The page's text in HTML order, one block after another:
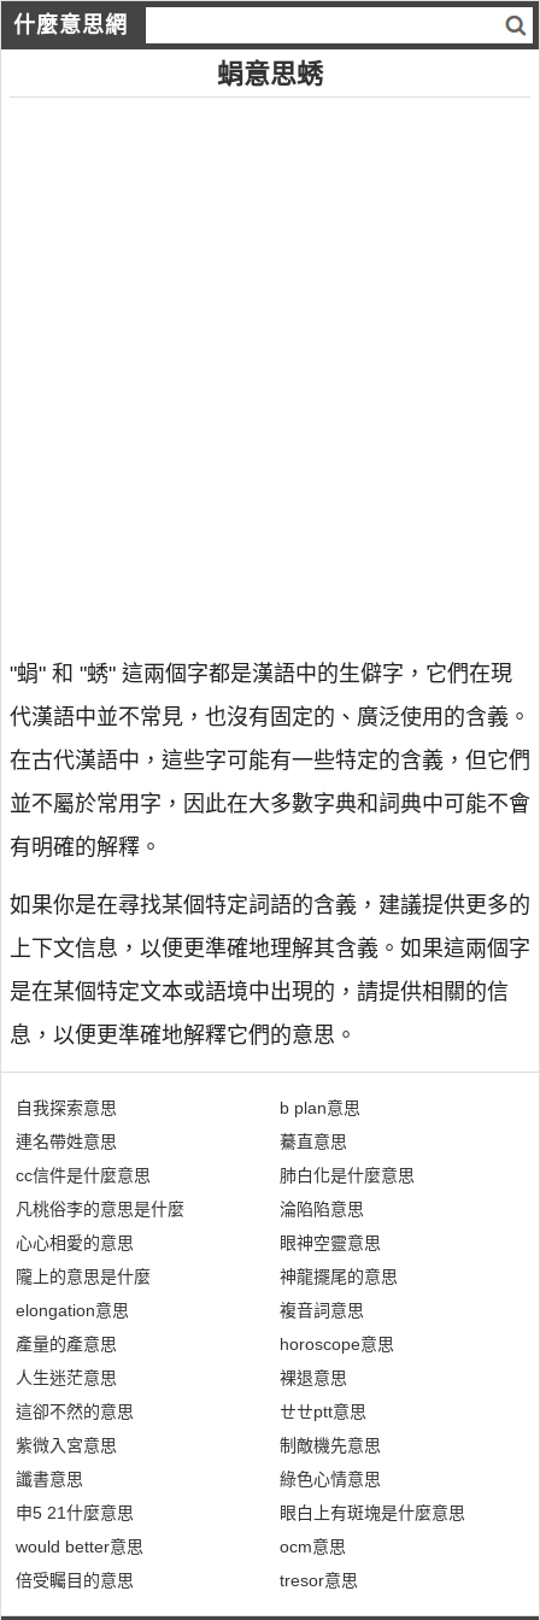
什麼意思網
蜎意思蜏
"蜎" 和 "蜏" 這兩個字都是漢語中的生僻字，它們在現
代漢語中並不常見，也沒有固定的、廣泛使用的含義。
在古代漢語中，這些字可能有一些特定的含義，但它們
並不屬於常用字，因此在大多數字典和詞典中可能不會
有明確的解釋。
如果你是在尋找某個特定詞語的含義，建議提供更多的
上下文信息，以便更準確地理解其含義。如果這兩個字
是在某個特定文本或語境中出現的，請提供相關的信
息，以便更準確地解釋它們的意思。
自我探索意思
連名帶姓意思
cc信件是什麼意思
凡桃俗李的意思是什麼
心心相愛的意思
隴上的意思是什麼
elongation意思
產量的產意思
人生迷茫意思
這卻不然的意思
紫微入宮意思
讖書意思
申5 21什麼意思
would better意思
倍受矚目的意思
b plan意思
驀直意思
肺白化是什麼意思
淪陷陷意思
眼神空靈意思
神龍擺尾的意思
複音詞意思
horoscope意思
裸退意思
ㄝㄝptt意思
制敵機先意思
綠色心情意思
眼白上有斑塊是什麼意思
ocm意思
tresor意思